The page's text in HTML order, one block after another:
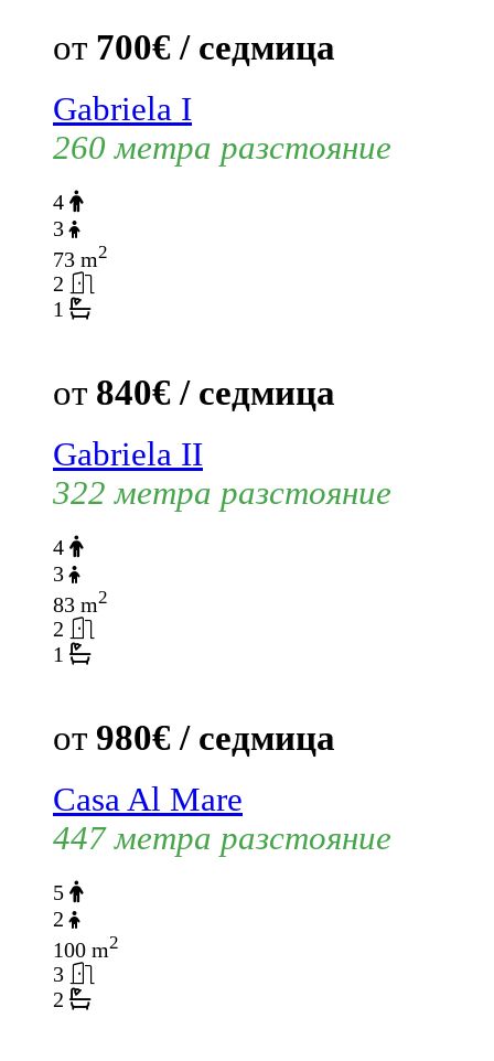
от 700€ / седмица
Gabriela I
260 метра разстояние
4
3
73 m2
2
1
от 840€ / седмица
Gabriela II
322 метра разстояние
4
3
83 m2
2
1
от 980€ / седмица
Casa Al Mare
447 метра разстояние
5
2
100 m2
3
2